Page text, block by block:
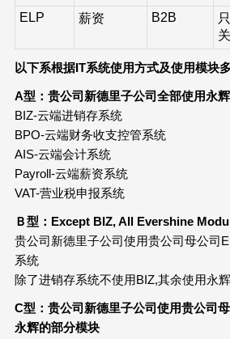
ELP
薪资 B2B
以下系根据IT系统使用方式及使用模块
A型：贵公司新德里子公司全部使用永
BIZ-云端进销存系统
BPO-云端财务收支控管系统
AIS-云端会计系统
Payroll-云端薪资系统
VAT-营业税申报系统
Ｂ型： Except BIZ, All Evershine
贵公司新德里子公司使用贵公司母公司
系统
除了进销存系统不使用BIZ,其余使用永
C型：贵公司新德里子公司使用贵公司
永辉的部分模块